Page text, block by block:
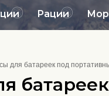
Рации
для батареек под